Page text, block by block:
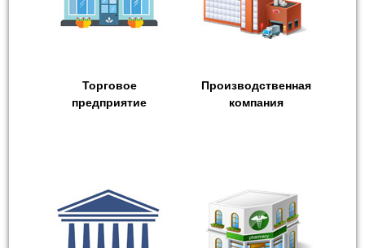
Торговое
предприятие
Производственная
компания